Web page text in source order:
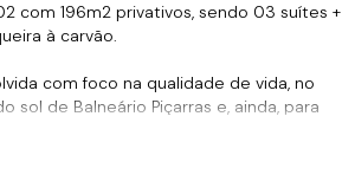
com 196m2 privativos, sendo 03 suítes +
à carvão.
com foco na qualidade de vida, no
de Balneário Piçarras e, ainda, para
fechado.